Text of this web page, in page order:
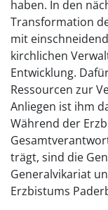
haben. In den
Transformation
mit
kirchlichen
Entwicklung.
Ressourcen zur
Anliegen ist ihm
Während der
trägt, sind die
Generalvikariat
Erzbistums